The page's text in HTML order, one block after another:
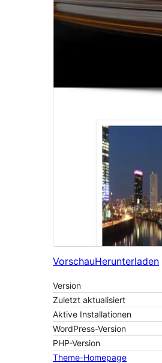
VorschauHerunterladen
Version
Zuletzt aktualisiert
Aktive Installationen
WordPress-Version
PHP-Version
Theme-Homepage